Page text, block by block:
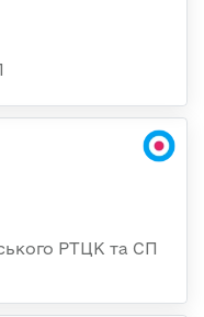
РТЦК та СП